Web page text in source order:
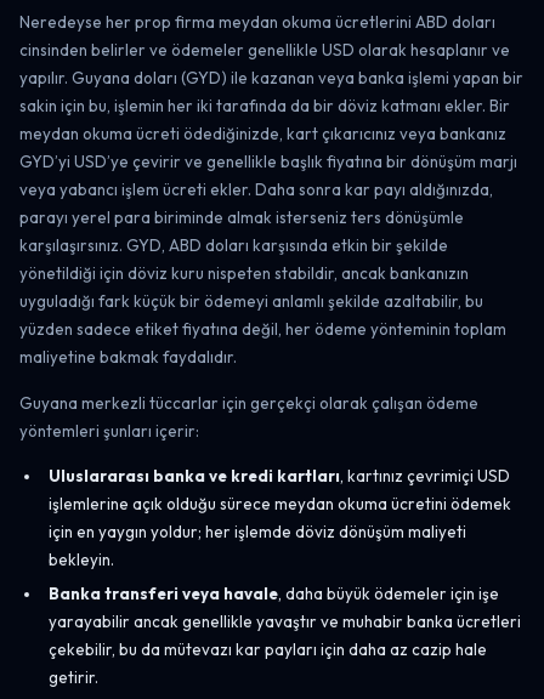
Neredeyse her prop firma meydan okuma ücretlerini ABD doları
cinsinden belirler ve ödemeler genellikle USD olarak hesaplanır ve
yapılır. Guyana doları (GYD) ile kazanan veya banka işlemi yapan bir
sakin için bu, işlemin her iki tarafında da bir döviz katmanı ekler. Bir
meydan okuma ücreti ödediğinizde, kart çıkarıcınız veya bankanız
GYD’yi USD’ye çevirir ve genellikle başlık fiyatına bir dönüşüm marjı
veya yabancı işlem ücreti ekler. Daha sonra kar payı aldığınızda,
parayı yerel para biriminde almak isterseniz ters dönüşümle
karşılaşırsınız. GYD, ABD doları karşısında etkin bir şekilde
yönetildiği için döviz kuru nispeten stabildir, ancak bankanızın
uyguladığı fark küçük bir ödemeyi anlamlı şekilde azaltabilir, bu
yüzden sadece etiket fiyatına değil, her ödeme yönteminin toplam
maliyetine bakmak faydalıdır.
Guyana merkezli tüccarlar için gerçekçi olarak çalışan ödeme
yöntemleri şunları içerir:
Uluslararası banka ve kredi kartları, kartınız çevrimiçi USD
işlemlerine açık olduğu sürece meydan okuma ücretini ödemek
için en yaygın yoldur; her işlemde döviz dönüşüm maliyeti
bekleyin.
Banka transferi veya havale, daha büyük ödemeler için işe
yarayabilir ancak genellikle yavaştır ve muhabir banka ücretleri
çekebilir, bu da mütevazı kar payları için daha az cazip hale
getirir.